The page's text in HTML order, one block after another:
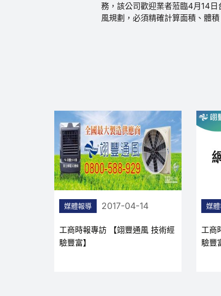
務，該公司歡迎業者蒞臨4月14
風規劃，必須精確計算面積、體
媒體報導 2017-04-14
工商時報專訪 【翊豐通風 技術經
驗豐富】
媒
工商
驗豐